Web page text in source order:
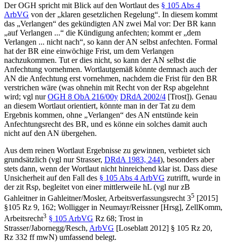
Der OGH spricht mit Blick auf den Wortlaut des § 105 Abs 4
ArbVG von der „klaren gesetzlichen Regelung“. In diesem kommt
das „Verlangen“ des gekündigten AN zwei Mal vor: Der BR kann
„auf Verlangen ...“ die Kündigung anfechten; kommt er „dem
Verlangen ... nicht nach“, so kann der AN selbst anfechten. Formal
hat der BR eine einwöchige Frist, um dem Verlangen
nachzukommen. Tut er dies nicht, so kann der AN selbst die
Anfechtung vornehmen. Wortlautgemäß könnte demnach auch der
AN die Anfechtung erst vornehmen, nachdem die Frist für den BR
verstrichen wäre (was ohnehin mit Recht von der Rsp abgelehnt
wird; vgl nurOGH 8 ObA 216/00y DRdA 2002/4 [Trost]). Genau
an diesem Wortlaut orientiert, könnte man in der Tat zu dem
Ergebnis kommen, ohne „Verlangen“ des AN entstünde kein
Anfechtungsrecht des BR, und es könne ein solches damit auch
nicht auf den AN übergehen.
Aus dem reinen Wortlaut Ergebnisse zu gewinnen, verbietet sich
grundsätzlich (vgl nur Strasser, DRdA 1983, 244), besonders aber
stets dann, wenn der Wortlaut nicht hinreichend klar ist. Dass diese
Unsicherheit auf den Fall des § 105 Abs 4 ArbVG zutrifft, wurde in
der zit Rsp, begleitet von einer mittlerweile hL (vgl nur zB
Gahleitnerin Gahleitner/Mosler, Arbeitsverfassungsrecht 35 [2015]
§105 Rz 9, 162; Wolliggerin Neumayr/Reissner[Hrsg], ZellKomm,
Arbeitsrecht3 § 105 ArbVG Rz 68; Trostin
Strasser/Jabornegg/Resch, ArbVG [Loseblatt 2012] § 105 Rz 20,
Rz 332 ff mwN) umfassend belegt.